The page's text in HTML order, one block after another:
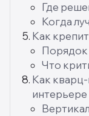
Где
Когда
Как
Что
Как кварц-
интерьере